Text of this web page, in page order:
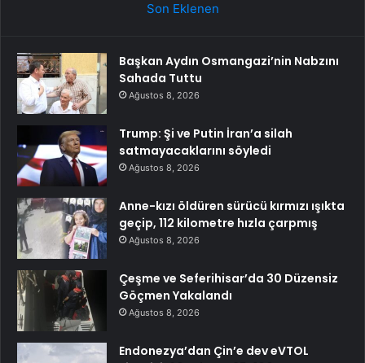
Son Eklenen
Başkan Aydın Osmangazi’nin Nabzını
Sahada Tuttu
Ağustos 8, 2026
Trump: Şi ve Putin İran’a silah
satmayacaklarını söyledi
Ağustos 8, 2026
Anne-kızı öldüren sürücü kırmızı ışıkta
geçip, 112 kilometre hızla çarpmış
Ağustos 8, 2026
Çeşme ve Seferihisar’da 30 Düzensiz
Göçmen Yakalandı
Ağustos 8, 2026
Endonezya’dan Çin’e dev eVTOL